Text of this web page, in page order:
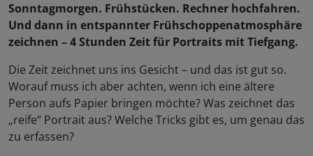
Sonntagmorgen. Frühstücken. Rechner hochfahren.
Und dann in entspannter Frühschoppenatmosphäre
zeichnen – 4 Stunden Zeit für Portraits mit Tiefgang.
Die Zeit zeichnet uns ins Gesicht – und das ist gut so.
Worauf muss ich aber achten, wenn ich eine ältere
Person aufs Papier bringen möchte? Was zeichnet das
„reife“ Portrait aus? Welche Tricks gibt es, um genau das
zu erfassen?